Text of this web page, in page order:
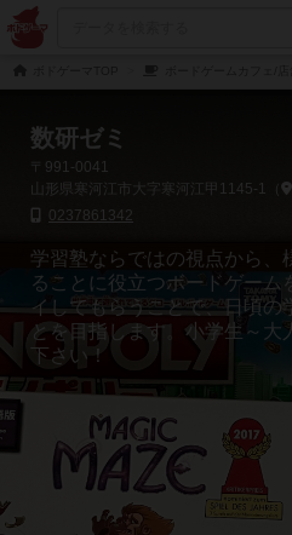
数研ゼミ
〒991-0041
山形県寒河江市大字寒河江甲1145-1（
0237861342
学習塾ならではの視点から、
ることに役立つボードゲーム
イしてもらうことで、日頃の
とを目指します。小学生～大
下さい！